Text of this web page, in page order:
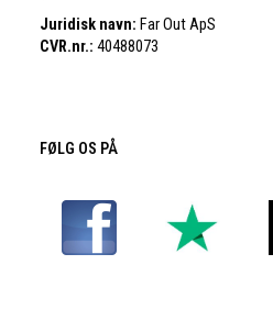
Juridisk navn: Far Out ApS
CVR.nr.: 40488073
FØLG OS PÅ